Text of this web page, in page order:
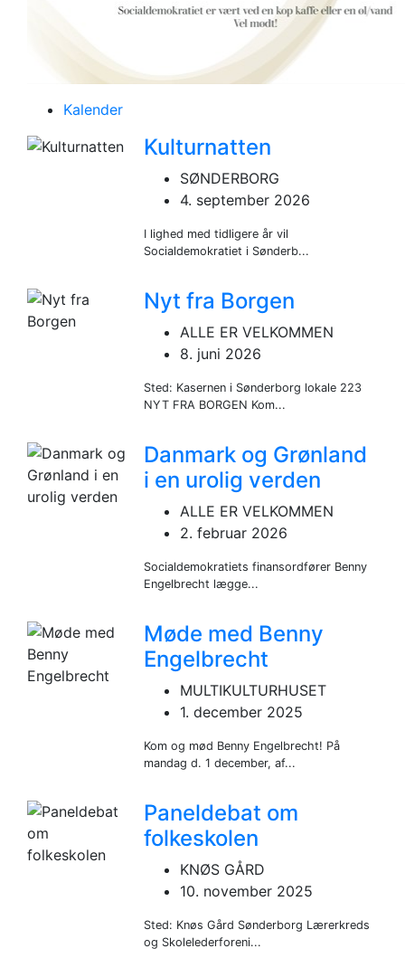
Kalender
Kulturnatten
SØNDERBORG
4. september 2026
I lighed med tidligere år vil
Socialdemokratiet i Sønderb...
Nyt fra Borgen
ALLE ER VELKOMMEN
8. juni 2026
Sted: Kasernen i Sønderborg lokale 223
NYT FRA BORGEN Kom...
Danmark og Grønland
i en urolig verden
ALLE ER VELKOMMEN
2. februar 2026
Socialdemokratiets finansordfører Benny
Engelbrecht lægge...
Møde med Benny
Engelbrecht
MULTIKULTURHUSET
1. december 2025
Kom og mød Benny Engelbrecht! På
mandag d. 1 december, af...
Paneldebat om
folkeskolen
KNØS GÅRD
10. november 2025
Sted: Knøs Gård Sønderborg Lærerkreds
og Skolelederforeni...